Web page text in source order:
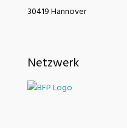
30419 Hannover
Netzwerk